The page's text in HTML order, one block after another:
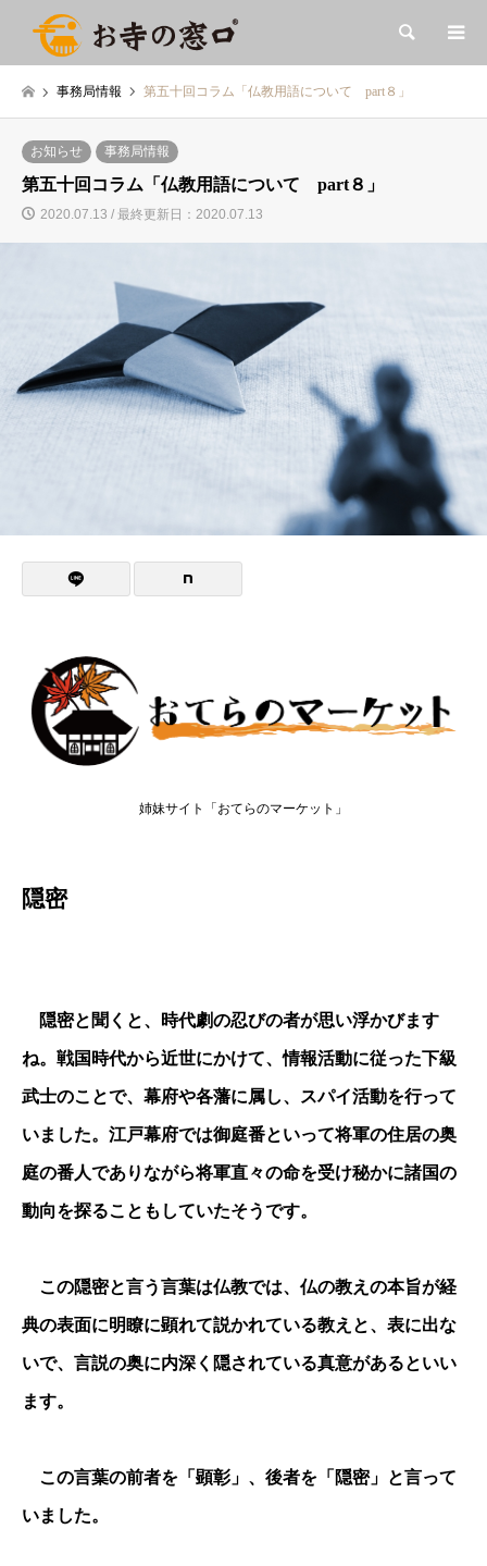
検索
事務局情報 第五十回コラム「仏教用語について part８」
お知らせ 事務局情報
第五十回コラム「仏教用語について part８」
2020.07.13 / 最終更新日：2020.07.13
姉妹サイト「おてらのマーケット」
隠密
隠密と聞くと、時代劇の忍びの者が思い浮かびます
ね。戦国時代から近世にかけて、情報活動に従った下級
武士のことで、幕府や各藩に属し、スパイ活動を行って
いました。江戸幕府では御庭番といって将軍の住居の奥
庭の番人でありながら将軍直々の命を受け秘かに諸国の
動向を探ることもしていたそうです。
この隠密と言う言葉は仏教では、仏の教えの本旨が経
典の表面に明瞭に顕れて説かれている教えと、表に出な
いで、言説の奥に内深く隠されている真意があるといい
ます。
この言葉の前者を「顕彰」、後者を「隠密」と言って
いました。